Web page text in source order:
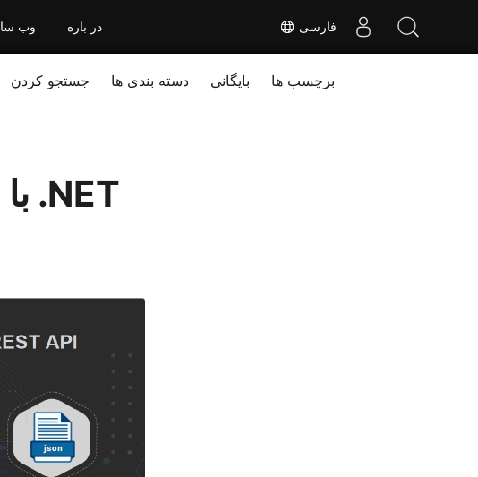
فارسی وب در باره
جستجو کردن دسته بندی ها بایگانی برچسب ها